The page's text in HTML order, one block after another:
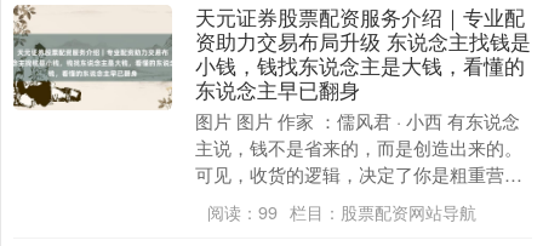
天元证券股票配资服务介绍｜专业配
资助力交易布局升级 东说念主找钱是
小钱，钱找东说念主是大钱，看懂的
东说念主早已翻身
图片 图片 作家 ：儒风君 · 小西 有东说念
主说，钱不是省来的，而是创造出来的。
可见，收货的逻辑，决定了你是粗重营
生，还是简单致富。 庸俗东说念主拚命追
着钱....
阅读： 99 栏目： 股票配资网站导航